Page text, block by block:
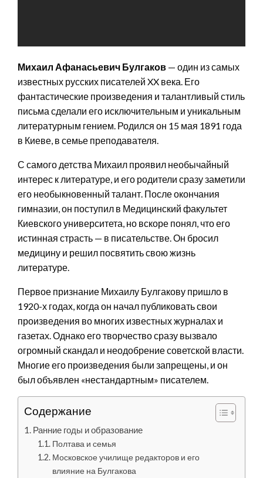
Михаил Афанасьевич Булгаков — один из самых
известных русских писателей XX века. Его
фантастические произведения и талантливый стиль
письма сделали его исключительным и уникальным
литературным гением. Родился он 15 мая 1891 года
в Киеве, в семье преподавателя.
С самого детства Михаил проявил необычайный
интерес к литературе, и его родители сразу заметили
его необыкновенный талант. После окончания
гимназии, он поступил в Медицинский факультет
Киевского университета, но вскоре понял, что его
истинная страсть — в писательстве. Он бросил
медицину и решил посвятить свою жизнь
литературе.
Первое признание Михаилу Булгакову пришло в
1920-х годах, когда он начал публиковать свои
произведения во многих известных журналах и
газетах. Однако его творчество сразу вызвало
огромный скандал и неодобрение советской власти.
Многие его произведения были запрещены, и он
был объявлен «нестандартным» писателем.
Содержание
Ранние годы и образование
Полтава и семья
Московское училище редакторов и его
влияние на Булгакова